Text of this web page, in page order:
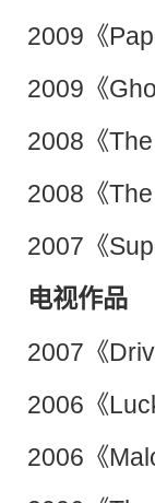
2009《
2009《
2008《
2008《
2007《
电视作品
2007《
2006《
2006《